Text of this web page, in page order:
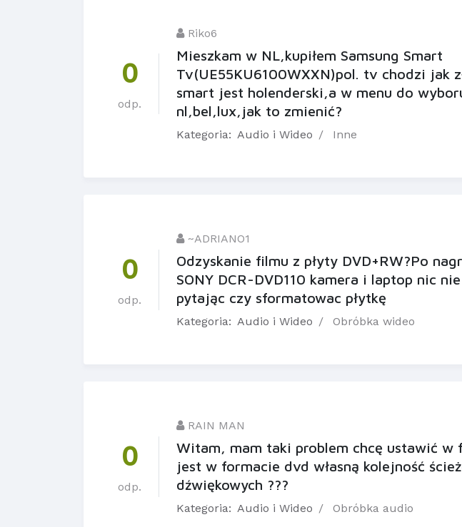
0
odp.
Riko6
Mieszkam w NL,kupiłem Samsung Smart
Tv(UE55KU6100WXXN)pol. tv chodzi jak
smart jest holenderski,a w menu do
nl,bel,lux,jak to zmienić?
Kategoria: Audio i Wideo Inne
0
odp.
~ADRIANO1
Odzyskanie filmu z płyty DVD+RW?Po
SONY DCR-DVD110 kamera i laptop nic
pytając czy sformatowac płytkę
Kategoria: Audio i Wideo Obróbka wideo
0
odp.
RAIN MAN
Witam, mam taki problem chcę ustawić w
jest w formacie dvd własną kolejność
dźwiękowych ???
Kategoria: Audio i Wideo Obróbka audio